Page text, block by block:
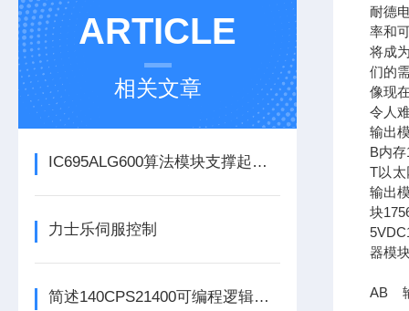
ARTICLE
相关文章
IC695ALG600算法模块支撑起复杂工业场景下的过程控制
力士乐伺服控制
简述140CPS21400可编程逻辑控制器主要组成部分的功能特点
耐德
率和
将成
们的
像现
令人
输出
B内
T以太
输出
块
器模
AB